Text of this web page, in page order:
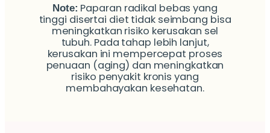
Note: Paparan radikal bebas yang
tinggi disertai diet tidak seimbang bisa
meningkatkan risiko kerusakan sel
tubuh. Pada tahap lebih lanjut,
kerusakan ini mempercepat proses
penuaan (aging) dan meningkatkan
risiko penyakit kronis yang
membahayakan kesehatan.